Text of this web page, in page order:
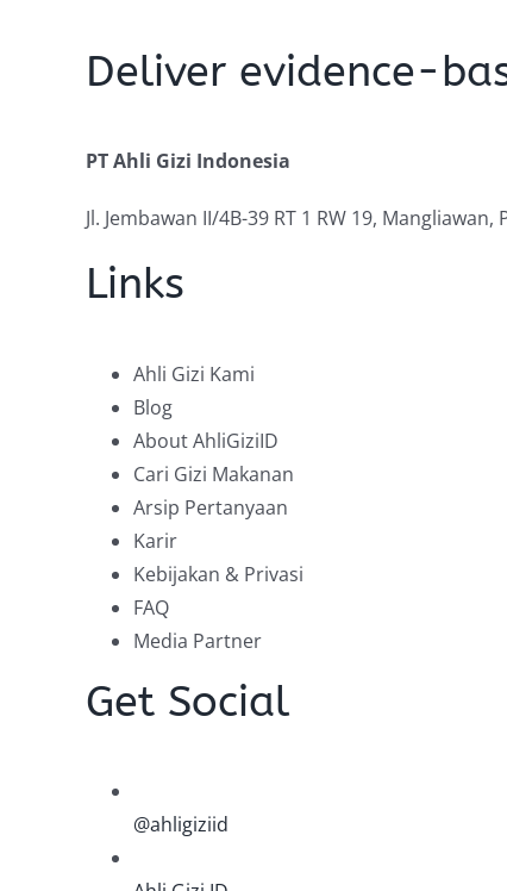
Deliver evidence-
PT Ahli Gizi Indonesia
Jl. Jembawan II/4B-39 RT 1 RW 19,
Links
Ahli Gizi Kami
Blog
About AhliGiziID
Cari Gizi Makanan
Arsip Pertanyaan
Karir
Kebijakan & Privasi
FAQ
Media Partner
Get Social
@ahligiziid